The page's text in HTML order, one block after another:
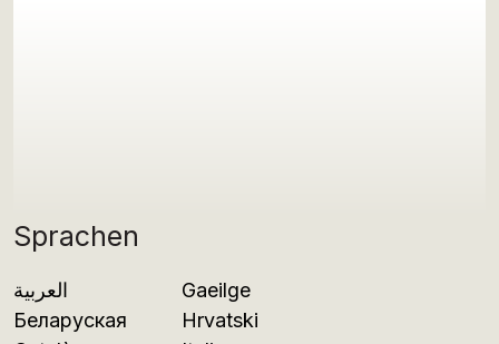
Sprachen
العربية
Беларуская
Gaeilge
Hrvatski